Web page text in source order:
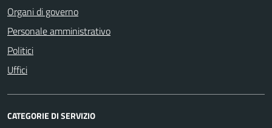
Organi di governo
Personale amministrativo
Politici
Uffici
CATEGORIE DI SERVIZIO